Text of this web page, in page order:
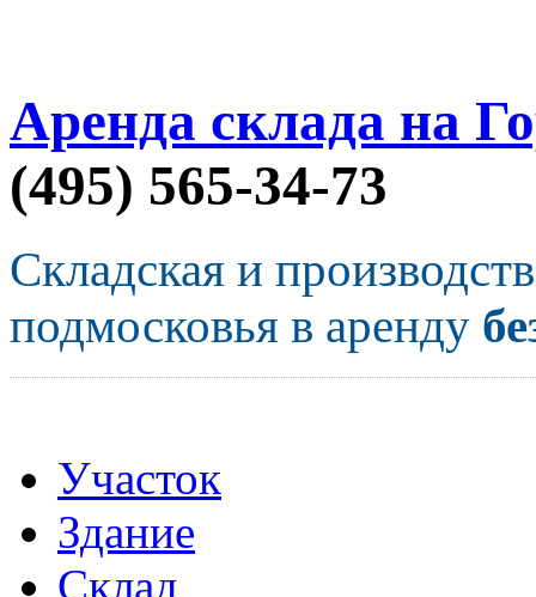
Аренда склада на
(495) 565-34-73
Складская и
подмосковья в аренду
Участок
Здание
Склад